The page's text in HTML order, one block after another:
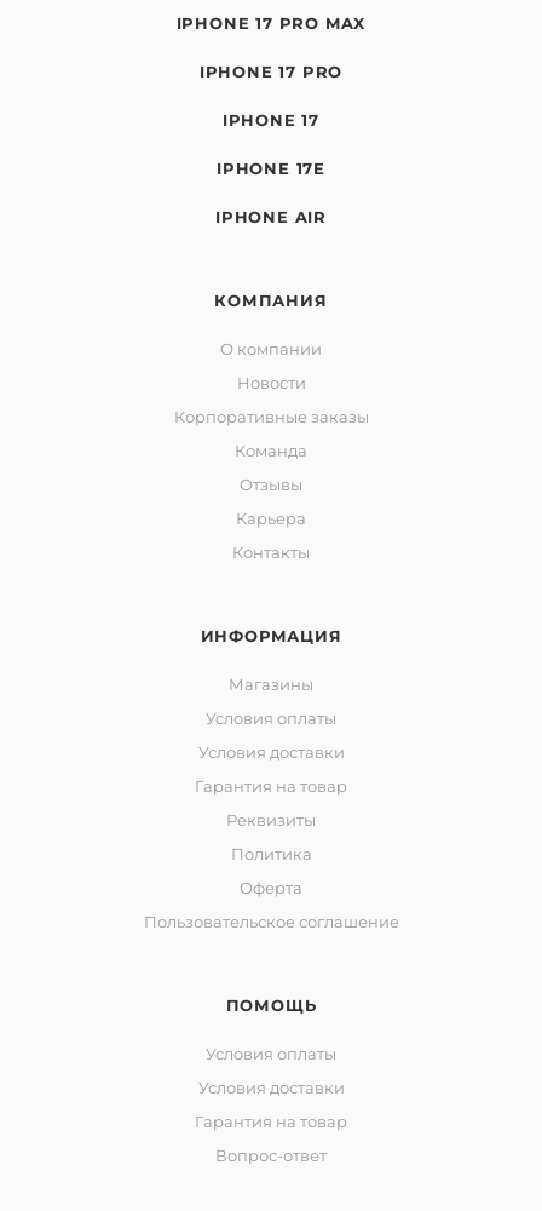
IPHONE 17 PRO MAX
IPHONE 17 PRO
IPHONE 17
IPHONE 17E
IPHONE AIR
КОМПАНИЯ
О компании
Новости
Корпоративные заказы
Команда
Отзывы
Карьера
Контакты
ИНФОРМАЦИЯ
Магазины
Условия оплаты
Условия доставки
Гарантия на товар
Реквизиты
Политика
Оферта
Пользовательское соглашение
ПОМОЩЬ
Условия оплаты
Условия доставки
Гарантия на товар
Вопрос-ответ